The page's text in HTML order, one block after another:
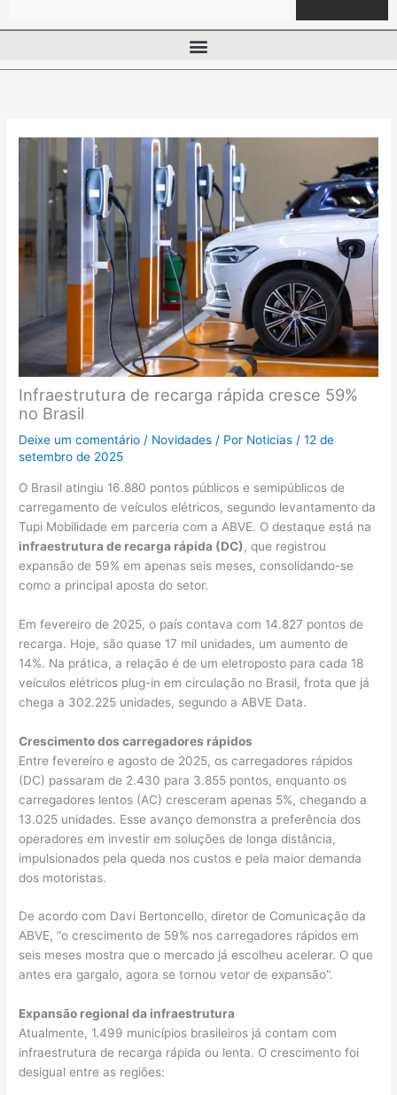
Infraestrutura de recarga rápida cresce 59%
no Brasil
Deixe um comentário / Novidades / Por Noticias /12 de
setembro de 2025
O Brasil atingiu 16.880 pontos públicos e semipúblicos de
carregamento de veículos elétricos, segundo levantamento da
Tupi Mobilidade em parceria com a ABVE. O destaque está na
infraestrutura de recarga rápida (DC), que registrou
expansão de 59% em apenas seis meses, consolidando-se
como a principal aposta do setor.
Em fevereiro de 2025, o país contava com 14.827 pontos de
recarga. Hoje, são quase 17 mil unidades, um aumento de
14%. Na prática, a relação é de um eletroposto para cada 18
veículos elétricos plug-in em circulação no Brasil, frota que já
chega a 302.225 unidades, segundo a ABVE Data.
Crescimento dos carregadores rápidos
Entre fevereiro e agosto de 2025, os carregadores rápidos
(DC) passaram de 2.430 para 3.855 pontos, enquanto os
carregadores lentos (AC) cresceram apenas 5%, chegando a
13.025 unidades. Esse avanço demonstra a preferência dos
operadores em investir em soluções de longa distância,
impulsionados pela queda nos custos e pela maior demanda
dos motoristas.
De acordo com Davi Bertoncello, diretor de Comunicação da
ABVE, “o crescimento de 59% nos carregadores rápidos em
seis meses mostra que o mercado já escolheu acelerar. O que
antes era gargalo, agora se tornou vetor de expansão”.
Expansão regional da infraestrutura
Atualmente, 1.499 municípios brasileiros já contam com
infraestrutura de recarga rápida ou lenta. O crescimento foi
desigual entre as regiões: